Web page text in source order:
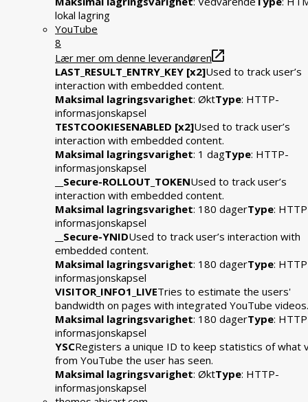
lokal lagring
YouTube
8
Lær mer om denne leverandøren
LAST_RESULT_ENTRY_KEY [x2]Used to track user’s
interaction with embedded content.
Maksimal lagringsvarighet: ØktType: HTTP-
informasjonskapsel
TESTCOOKIESENABLED [x2]Used to track user’s
interaction with embedded content.
Maksimal lagringsvarighet: 1 dagType: HTTP-
informasjonskapsel
__Secure-ROLLOUT_TOKENUsed to track user’s
interaction with embedded content.
Maksimal lagringsvarighet: 180 dagerType:
informasjonskapsel
__Secure-YNIDUsed to track user’s interaction with
embedded content.
Maksimal lagringsvarighet: 180 dagerType:
informasjonskapsel
VISITOR_INFO1_LIVETries to estimate the users'
bandwidth on pages with integrated YouTube videos.
Maksimal lagringsvarighet: 180 dagerType:
informasjonskapsel
YSCRegisters a unique ID to keep statistics of what
from YouTube the user has seen.
Maksimal lagringsvarighet: ØktType: HTTP-
informasjonskapsel